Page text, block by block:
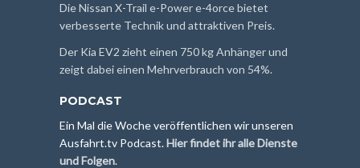
Die Nissan X-Trail e-Power e-4orce bietet
verbesserte Technik und attraktiven Preis.
Der Kia EV2 zieht einen 750 kg Anhänger und
zeigt dabei einen Mehrverbrauch von 54%.
PODCAST
Ein Mal die Woche veröffentlichen wir unseren
Ausfahrt.tv Podcast.Hier findet ihr alle Dienste
und Folgen.